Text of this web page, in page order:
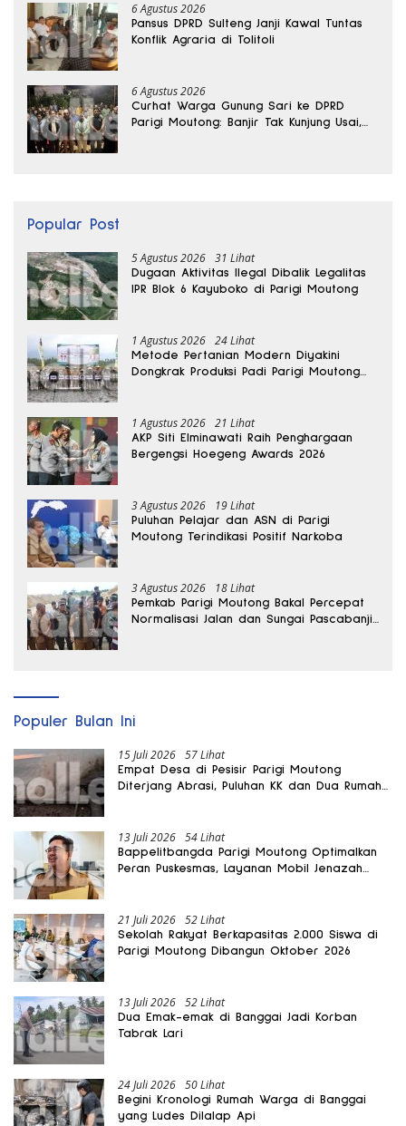
6 Agustus 2026
Pansus DPRD Sulteng Janji Kawal Tuntas
Konflik Agraria di Tolitoli
6 Agustus 2026
Curhat Warga Gunung Sari ke DPRD
Parigi Moutong: Banjir Tak Kunjung Usai,
Popular Post
5 Agustus 2026 31 Lihat
Dugaan Aktivitas Ilegal Dibalik Legalitas
IPR Blok 6 Kayuboko di Parigi Moutong
1 Agustus 2026 24 Lihat
Metode Pertanian Modern Diyakini
Dongkrak Produksi Padi Parigi Moutong
1 Agustus 2026 21 Lihat
AKP Siti Elminawati Raih Penghargaan
Bergengsi Hoegeng Awards 2026
3 Agustus 2026 19 Lihat
Puluhan Pelajar dan ASN di Parigi
Moutong Terindikasi Positif Narkoba
3 Agustus 2026 18 Lihat
Pemkab Parigi Moutong Bakal Percepat
Normalisasi Jalan dan Sungai Pascabanjir
Populer Bulan Ini
15 Juli 2026 57 Lihat
Empat Desa di Pesisir Parigi Moutong
Diterjang Abrasi, Puluhan KK dan Dua Rumah
13 Juli 2026 54 Lihat
Bappelitbangda Parigi Moutong Optimalkan
Peran Puskesmas, Layanan Mobil Jenazah
21 Juli 2026 52 Lihat
Sekolah Rakyat Berkapasitas 2.000 Siswa di
Parigi Moutong Dibangun Oktober 2026
13 Juli 2026 52 Lihat
Dua Emak-emak di Banggai Jadi Korban
Tabrak Lari
24 Juli 2026 50 Lihat
Begini Kronologi Rumah Warga di Banggai
yang Ludes Dilalap Api